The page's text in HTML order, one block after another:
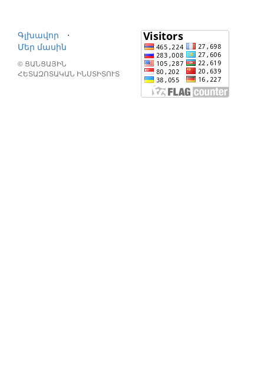
Գլխավոր
⋅
Մեր մասին
© ՑԱՆՑԱՅԻՆ
ՀԵՏԱԶՈՏԱԿԱՆ ԻՆՍՏԻՏՈՒՏ